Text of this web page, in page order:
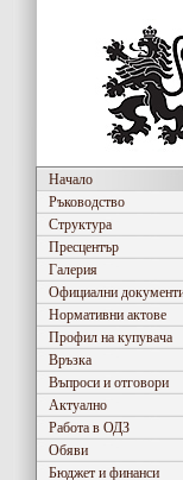
Начало
Ръководство
Структура
Пресцентър
Галерия
Официални
Нормативни актове
Профил на купувача
Връзка
Въпроси и отговори
Актуално
Работа в ОДЗ
Обяви
Бюджет и финанси